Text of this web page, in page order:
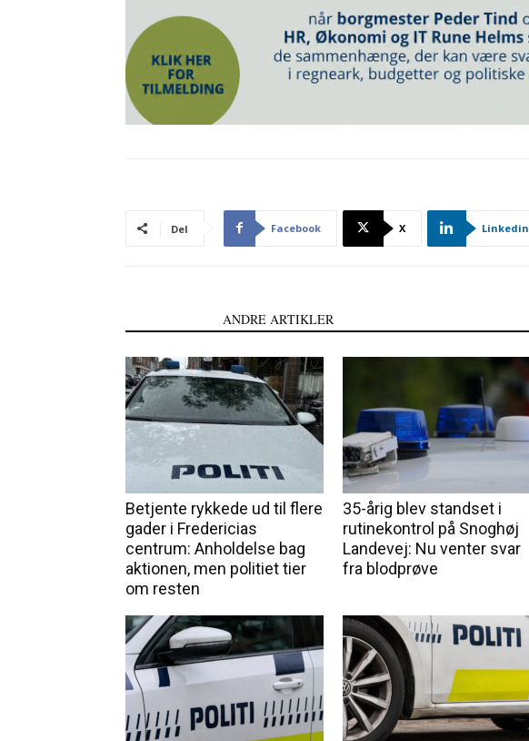
Del Facebook X Linkedin
ANDRE ARTIKLER
Betjente rykkede ud til flere
gader i Fredericias
centrum: Anholdelse bag
aktionen, men politiet tier
om resten
35-årig blev standset i
rutinekontrol på Snoghøj
Landevej: Nu venter svar
fra blodprøve